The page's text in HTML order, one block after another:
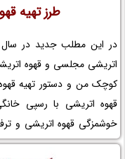
طرز تهیه
اتریشی مجلسی و قهوه
کوچک من و دستور تهیه
قهوه اتریشی با رسپی
خوشمزگی قهوه اتریشی و
قهوه اتریشی و نکات مهم در